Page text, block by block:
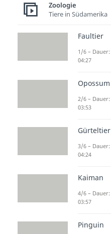
Zoologie
Tiere in Südamerika
Faultier
1/6 – Dauer:
04:27
Opossum
2/6 – Dauer:
03:53
Gürteltier
3/6 – Dauer:
04:24
Kaiman
4/6 – Dauer:
03:57
Pinguin